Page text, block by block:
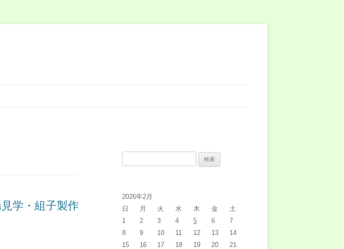
学・組子製作
2026年2月
日
月 火 水 木 金
土
1
2 3 4 5 6
7
8
9 10 11 12 13
14
15
16 17 18 19 20
21